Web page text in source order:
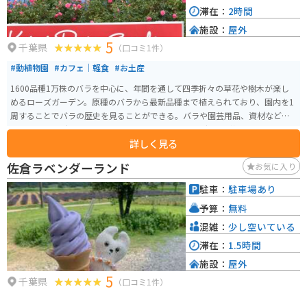
千葉県 5 （口コミ1件）
#動植物園 #カフェ｜軽食 #お土産
1600品種1万株のバラを中心に、年間を通して四季折々の草花や樹木が楽し
めるローズガーデン。原種のバラから最新品種まで植えられており、園内を1
周することでバラの歴史を見ることができる。バラや園芸用品、資材などを
販売するガーデンセンター、バラをモチーフとしたグッズが揃うローズショ
ップ、レストラン、オープンカフェもあり、名物のバラのソフトクリームな
どが楽しめる。バラの開花シーズンには、コンサート、展示会などのイベン
トや、バラをはじめとした各種セミナーも開催。
詳しく見る
滞在： 2時間
施設： 屋外
佐倉ラベンダーランド お気に入り
千葉県 5 （口コミ1件）
駐車： 駐車場あり
予算： 無料
混雑： 少し空いている
滞在： 1.5時間
施設： 屋外